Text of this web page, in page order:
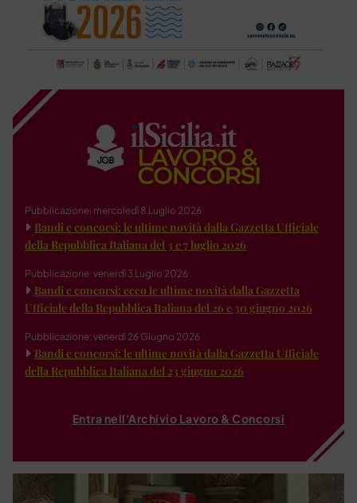
Pubblicazione: mercoledì 8 Luglio 2026
Bandi e concorsi: le ultime novità dalla Gazzetta Ufficiale
della Repubblica Italiana del 3 e 7 luglio 2026
Pubblicazione: venerdì 3 Luglio 2026
Bandi e concorsi: ecco le ultime novità dalla Gazzetta
Ufficiale della Repubblica Italiana del 26 e 30 giugno 2026
Pubblicazione: venerdì 26 Giugno 2026
Bandi e concorsi: le ultime novità dalla Gazzetta Ufficiale
della Repubblica Italiana del 23 giugno 2026
Entra nell'Archivio Lavoro & Concorsi